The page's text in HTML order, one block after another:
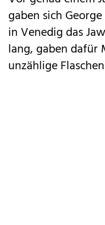
gaben sich
in Venedig das
lang, gaben dafür
unzählige